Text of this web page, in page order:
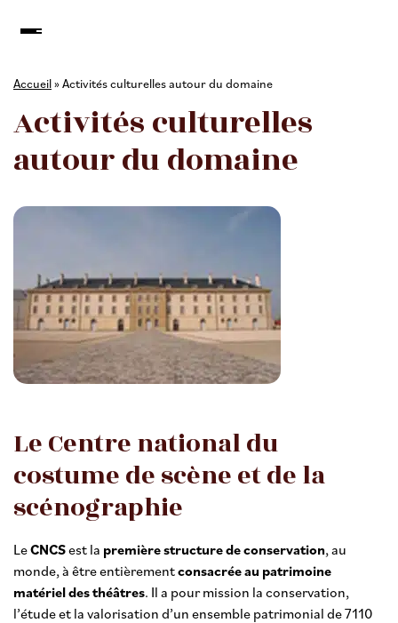
Accueil»Activités culturelles autour du domaine
Activités culturelles
autour du domaine
Le Centre national du
costume de scène et de la
scénographie
LeCNCSest la première structure de conservation, au
monde, à être entièrementconsacrée au patrimoine
matériel des théâtres. Il a pour mission la conservation,
l’étude et la valorisation d’un ensemble patrimonial de 7110